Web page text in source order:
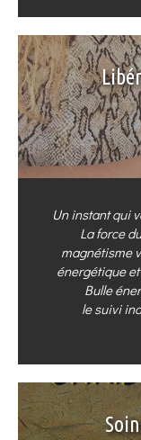
Un instant qui
La force
magnétisme
énergétique
Bulle
le suivi